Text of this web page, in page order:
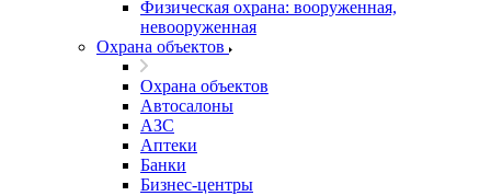
Физическая охрана: вооруженная,
невооруженная
Охрана объектов
Охрана объектов
Автосалоны
АЗС
Аптеки
Банки
Бизнес-центры